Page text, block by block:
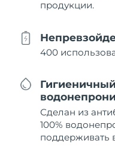
продукции.
400
Сделан из
100%
поддерживать